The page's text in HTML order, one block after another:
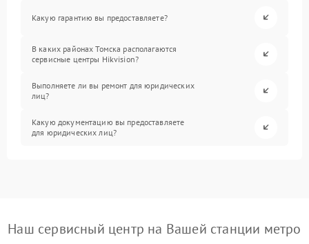
Какую гарантию вы предоставляете?
В каких районах Томска располагаются
сервисные центры Hikvision?
Выполняете ли вы ремонт для юридических
лиц?
Какую документацию вы предоставляете
для юридических лиц?
Наш сервисный центр на Вашей станции метро